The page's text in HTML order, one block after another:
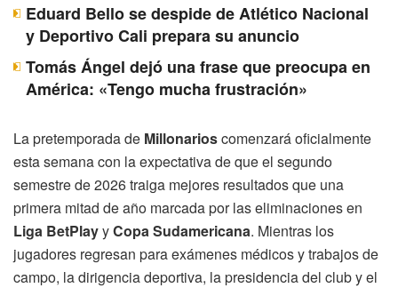
Eduard Bello se despide de Atlético Nacional
y Deportivo Cali prepara su anuncio
Tomás Ángel dejó una frase que preocupa en
América: «Tengo mucha frustración»
La pretemporada de Millonarioscomenzará oficialmente
esta semana con la expectativa de que el segundo
semestre de 2026 traiga mejores resultados que una
primera mitad de año marcada por las eliminaciones en
Liga BetPlayyCopa Sudamericana. Mientras los
jugadores regresan para exámenes médicos y trabajos de
campo, la dirigencia deportiva, la presidencia del club y el